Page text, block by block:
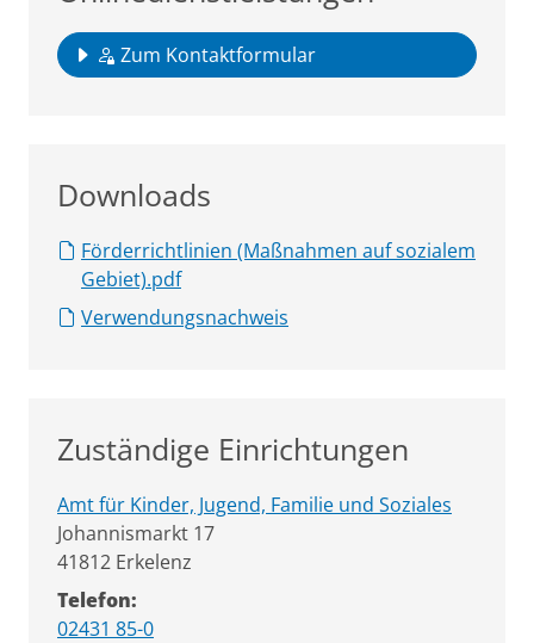
Zum Kontaktformular
Downloads
Förderrichtlinien (Maßnahmen auf sozialem
Gebiet).pdf
Verwendungsnachweis
Zuständige Einrichtungen
Amt für Kinder, Jugend, Familie und Soziales
Straße:
Johannismarkt Hausnummer:
17
PLZ:
41812 Ort:
Erkelenz
Telefon:
02431 85-0